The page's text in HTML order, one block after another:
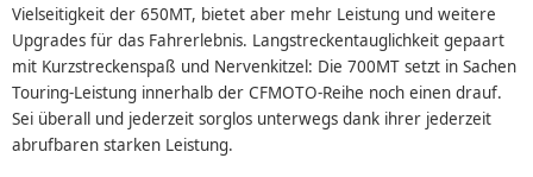
Vielseitigkeit der 650MT, bietet aber mehr Leistung und weitere
Upgrades für das Fahrerlebnis. Langstreckentauglichkeit gepaart
mit Kurzstreckenspaß und Nervenkitzel: Die 700MT setzt in Sachen
Touring-Leistung innerhalb der CFMOTO-Reihe noch einen drauf.
Sei überall und jederzeit sorglos unterwegs dank ihrer jederzeit
abrufbaren starken Leistung.